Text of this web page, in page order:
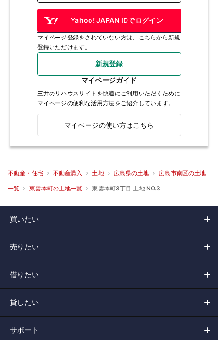
Yahoo! JAPAN IDでログイン
マイページ登録をされていない方は、こちらから新規
登録いただけます。
新規登録
マイページガイド
三井のリハウスサイトを快適にご利用いただくために
マイページの便利な活用方法をご紹介しています。
マイページの使い方はこちら
不動産・住宅 不動産購入 土地 広島県の土地 広島市南区の土地
一覧 東雲本町の土地一覧 東雲本町3丁目 土地 NO.3
買いたい
売りたい
借りたい
貸したい
サポート